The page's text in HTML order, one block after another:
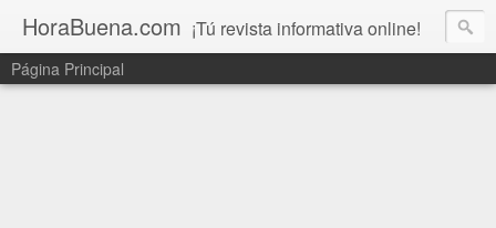
HoraBuena.com ¡Tú revista informativa online!
Página Principal